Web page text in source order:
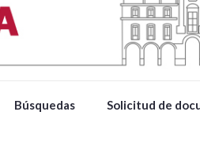
Búsquedas Solicitud de